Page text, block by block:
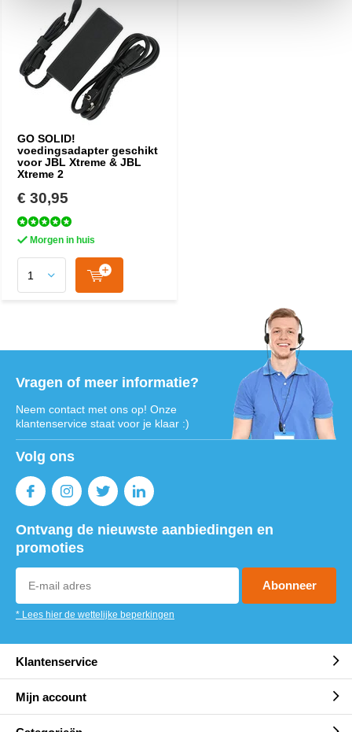
GO SOLID!
voedingsadapter geschikt
voor JBL Xtreme & JBL
Xtreme 2
€ 30,95
Morgen in huis
Vragen of meer informatie?
Neem contact met ons op! Onze
klantenservice staat voor je klaar :)
Volg ons
Ontvang de nieuwste aanbiedingen en
promoties
Abonneer
* Lees hier de wettelijke beperkingen
Klantenservice
Mijn account